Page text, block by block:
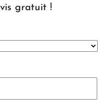
gratuit !